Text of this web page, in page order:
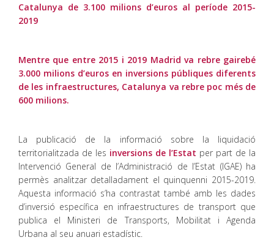
Catalunya de 3.100 milions d’euros al període 2015-
2019
Mentre que entre 2015 i 2019 Madrid va rebre gairebé
3.000 milions d’euros en inversions públiques diferents
de les infraestructures, Catalunya va rebre poc més de
600 milions.
La publicació de la informació sobre la liquidació
territorialitzada de les inversions de l’Estat per part de la
Intervenció General de l’Administració de l’Estat (IGAE) ha
permès analitzar detalladament el quinquenni 2015-2019.
Aquesta informació s’ha contrastat també amb les dades
d’inversió específica en infraestructures de transport que
publica el Ministeri de Transports, Mobilitat i Agenda
Urbana al seu anuari estadístic.